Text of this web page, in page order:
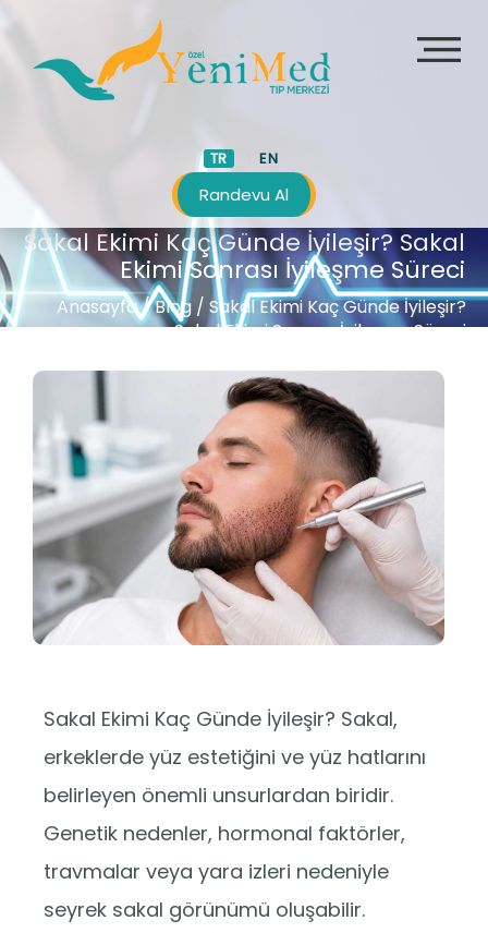
TR EN
Randevu Al
Sakal Ekimi Kaç Günde İyileşir? Sakal
Ekimi Sonrası İyileşme Süreci
Anasayfa/Blog / Sakal Ekimi Kaç Günde İyileşir?
Sakal Ekimi Sonrası İyileşme Süreci
Sakal Ekimi Kaç Günde İyileşir? Sakal,
erkeklerde yüz estetiğini ve yüz hatlarını
belirleyen önemli unsurlardan biridir.
Genetik nedenler, hormonal faktörler,
travmalar veya yara izleri nedeniyle
seyrek sakal görünümü oluşabilir.